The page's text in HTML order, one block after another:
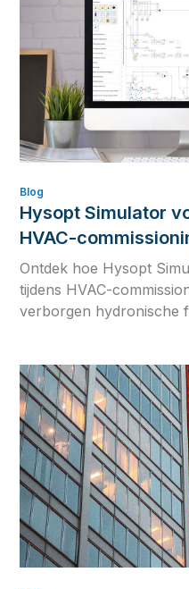
Blog
Hysopt Simulator
HVAC-
Ontdek hoe Hysopt
tijdens HVAC-
verborgen hydronische